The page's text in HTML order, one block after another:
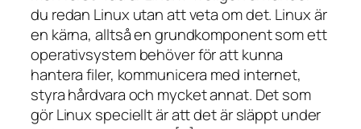
du redan Linux utan att veta om det. Linux är
en kärna, alltså en grundkomponent som ett
operativsystem behöver för att kunna
hantera filer, kommunicera med internet,
styra hårdvara och mycket annat. Det som
gör Linux speciellt är att det är släppt under